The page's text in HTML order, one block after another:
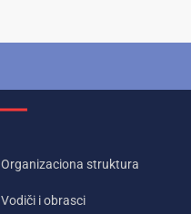
Organizaciona struktura
Vodiči i obrasci